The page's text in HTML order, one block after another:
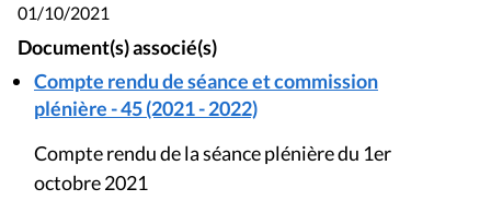
01/10/2021
Document(s) associé(s)
Compte rendu de séance et commission
plénière - 45 (2021 - 2022)
Compte rendu de la séance plénière du 1er
octobre 2021